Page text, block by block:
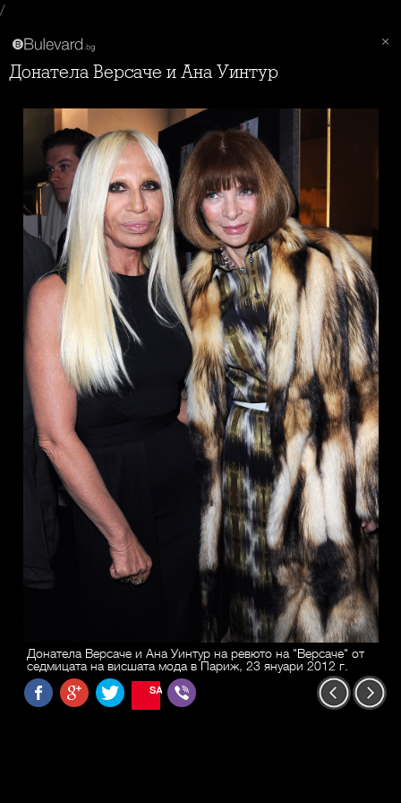
/
Донатела Версаче и Ана Уинтур
Донатела Версаче и Ана Уинтур на ревюто на "Версаче" от
седмицата на висшата мода в Париж, 23 януари 2012 г.
SAVE